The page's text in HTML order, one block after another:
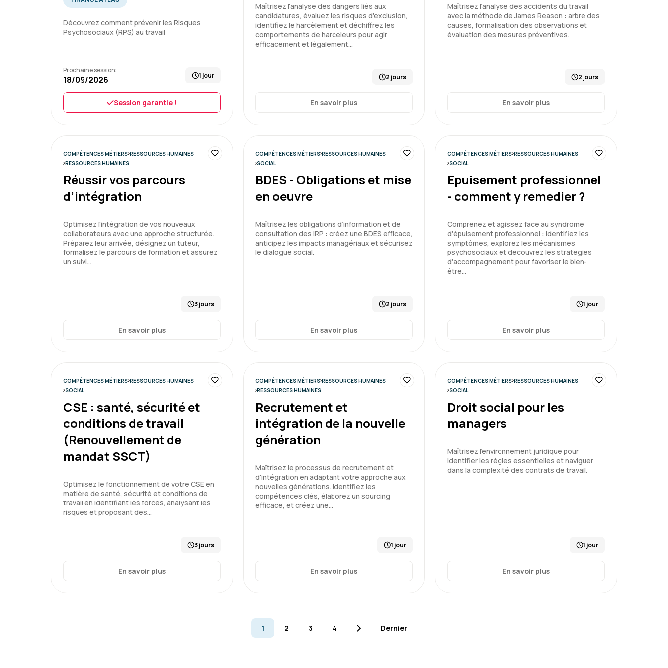
La plateforme est un réel atout
Formation : Connaître et prévenir les risques psychosociaux
Le 09/07/2026
Formation : Connaître et prévenir les risques psychosociaux
Sonia G. Le 05/07/2026 3
journée agréable contenu trop superficielle pour une EA
Formation : Connaître et prévenir les risques psychosociaux
Alix B. Le 03/07/2026
Bon timing, support et méthode avec une belle variabilité
Formation : Connaître et prévenir les risques psychosociaux
claire, thèmes abordés en adéquation avec notre quotidien
Découvrez comment prévenir les Risques
Psychosociaux (RPS) au travail
Prochaine session:
18/09/2026 1 jour
Session garantie !
Maîtrisez l'analyse des dangers liés aux
candidatures, évaluez les risques d'exclusion,
identifiez le harcèlement et déchiffrez les
comportements de harceleurs pour agir
efficacement et légalement…
2 jours
En savoir plus
Maîtrisez l’analyse des accidents du travail
avec la méthode de James Reason : arbre des
causes, formalisation des observations et
évaluation des mesures préventives.
2 jours
En savoir plus
COMPÉTENCES MÉTIERS RESSOURCES HUMAINES
RESSOURCES HUMAINES
Réussir vos parcours
d’intégration
Optimisez l'intégration de vos nouveaux
collaborateurs avec une approche structurée.
Préparez leur arrivée, désignez un tuteur,
formalisez le parcours de formation et assurez
un suivi…
3 jours
En savoir plus
COMPÉTENCES MÉTIERS RESSOURCES HUMAINES
SOCIAL
BDES - Obligations et mise
en oeuvre
Maîtrisez les obligations d’information et de
consultation des IRP : créez une BDES efficace,
anticipez les impacts managériaux et sécurisez
le dialogue social.
2 jours
En savoir plus
COMPÉTENCES MÉTIERS RESSOURCES HUMAINES
SOCIAL
Epuisement professionnel
- comment y remedier ?
Comprenez et agissez face au syndrome
d'épuisement professionnel : identifiez les
symptômes, explorez les mécanismes
psychosociaux et découvrez les stratégies
d'accompagnement pour favoriser le bien-
être…
1 jour
En savoir plus
COMPÉTENCES MÉTIERS RESSOURCES HUMAINES
SOCIAL
CSE : santé, sécurité et
conditions de travail
(Renouvellement de
mandat SSCT)
Optimisez le fonctionnement de votre CSE en
matière de santé, sécurité et conditions de
travail en identifiant les forces, analysant les
risques et proposant des…
3 jours
En savoir plus
COMPÉTENCES MÉTIERS RESSOURCES HUMAINES
RESSOURCES HUMAINES
Recrutement et
intégration de la nouvelle
génération
Maîtrisez le processus de recrutement et
d'intégration en adaptant votre approche aux
nouvelles générations. Identifiez les
compétences clés, élaborez un sourcing
efficace, et créez une…
1 jour
En savoir plus
COMPÉTENCES MÉTIERS RESSOURCES HUMAINES
SOCIAL
Droit social pour les
managers
Maîtrisez l'environnement juridique pour
identifier les règles essentielles et naviguer
dans la complexité des contrats de travail.
1 jour
En savoir plus
1 2 3 4 Dernier